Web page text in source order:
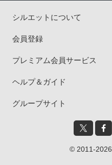
シルエットについて
会員登録
プレミアム会員サービス
ヘルプ＆ガイド
グループサイト
© 2011-2026